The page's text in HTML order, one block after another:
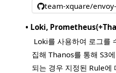
team-xquare/
• Loki,
Loki를 사용하여 로그를
집해 Thanos를 통해 S3
되는 경우 지정된 Rule